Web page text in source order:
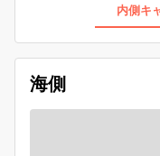
内側キ
海側